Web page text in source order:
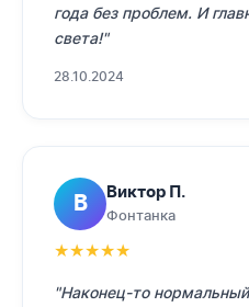
года без проблем. И
света!"
28.10.2024
В Виктор П.
Фонтанка
★★★★★
"Наконец-то